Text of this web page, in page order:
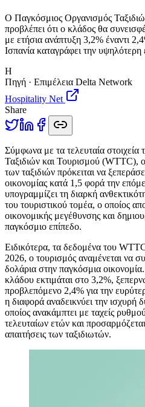
Ο Παγκόσμιος Οργανισμός
προβλέπει ότι ο κλάδος θα
με ετήσια ανάπτυξη 3,2% έναντι
Ισπανία καταγράφει την
H
Πηγή · Επιμέλεια Delta Network
Hospitality Net
Share
Σύμφωνα με τα τελευταία
Ταξιδιών και Τουρισμού (WTTC),
των ταξιδιών πρόκειται να
οικονομίας κατά 1,5 φορά την
υπογραμμίζει τη διαρκή
του τουριστικού τομέα, ο οποίος
οικονομικής μεγέθυνσης και
παγκόσμιο επίπεδο.
Ειδικότερα, τα δεδομένα του
2026, ο τουρισμός αναμένεται να
δολάρια στην παγκόσμια
κλάδου εκτιμάται στο 3,2%,
προβλεπόμενο 2,4% για την
η διαφορά αναδεικνύει την ισχυρή
οποίος ανακάμπτει με ταχείς
τελευταίων ετών και
απαιτήσεις των ταξιδιωτών.